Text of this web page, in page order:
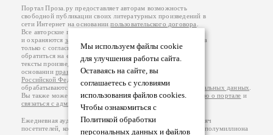
Мы используем файлы cookie
для улучшения работы сайта.
Оставаясь на сайте, вы
соглашаетесь с условиями
использования файлов cookies.
Чтобы ознакомиться с
Политикой обработки
персональных данных и файлов
Портал Проза.ру предоставляет авторам возможность
свободной публикации своих литературных произведений в
сети Интернет на основаниипользовательского договора
Все авторские права на произведения принадлежат авторам
и охраняются законом
. Перепечатка произведений возможна
только с согласия его автора, к которому вы можете
обратиться на его авторской странице. Ответственность за
тексты произведений авторы несут самостоятельно на
основанииправил публикацииизаконодательства
Российской Федерации
обрабатываются на основанииПолитики обработки персональных данных
Вы также можете посмотреть более подробнуюинформацию о портале и
связаться с администрацией
Ежедневная аудитория портала Проза.ру – порядка 100 тысяч
посетителей, которые в общей сумме просматривают более полумиллиона